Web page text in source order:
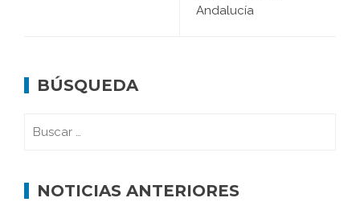
Andalucía
BÚSQUEDA
NOTICIAS ANTERIORES